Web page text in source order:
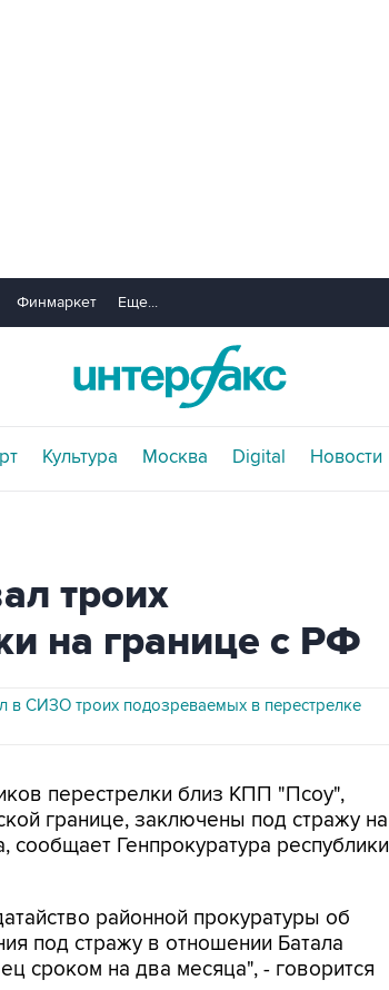
Финмаркет Еще...
Культура Москва Digital Новости
троих
на границе с РФ
в СИЗО троих подозреваемых в перестрелке
перестрелки близ КПП "Псоу",
границе, заключены под стражу на
Генпрокуратура республики
районной прокуратуры об
под стражу в отношении Батала
сроком на два месяца", - говорится